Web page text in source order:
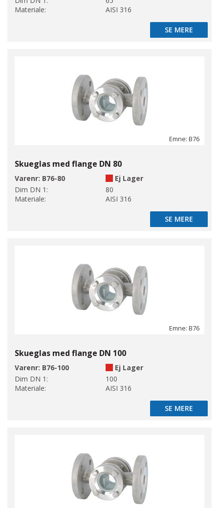
Materiale:
AISI 316
SE MERE
SE MERE
Emne: B76
Skueglas med flange DN 80
Varenr: B76-80
Ej Lager
Dim DN 1:
80
Materiale:
AISI 316
SE MERE
SE MERE
Emne: B76
Skueglas med flange DN 100
Varenr: B76-100
Ej Lager
Dim DN 1:
100
Materiale:
AISI 316
SE MERE
SE MERE